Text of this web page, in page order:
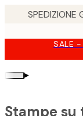
SALE -
▸
Stampe su